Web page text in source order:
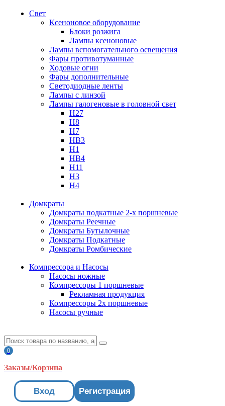
Свет
Ксеноновое оборудование
Блоки розжига
Лампы ксеноновые
Лампы вспомогательного освещения
Фары противотуманные
Ходовые огни
Фары дополнительные
Светодиодные ленты
Лампы с линзой
Лампы галогеновые в головной свет
H27
H8
H7
HB3
H1
HB4
H11
H3
H4
Домкраты
Домкраты подкатные 2-х поршневые
Домкраты Реечные
Домкраты Бутылочные
Домкраты Подкатные
Домкраты Ромбические
Компрессора и Насосы
Насосы ножные
Компрессоры 1 поршневые
Рекламная продукция
Компрессоры 2х поршневые
Насосы ручные
0
Заказы/Корзина
Вход Регистрация